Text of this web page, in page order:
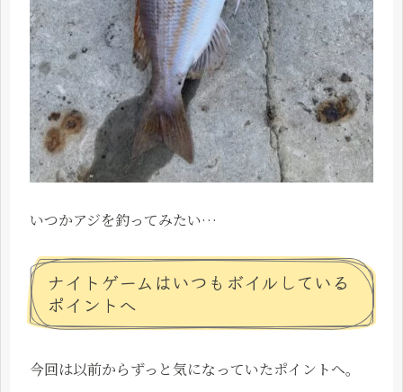
いつかアジを釣ってみたい…
ナイトゲームはいつもボイルしている
ポイントへ
今回は以前からずっと気になっていたポイントへ。